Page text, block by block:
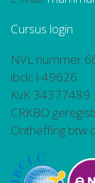
Cursus login
NVL nummer
ibclc l-49626
KvK 34377489
CRKBO
Ontheffing btw